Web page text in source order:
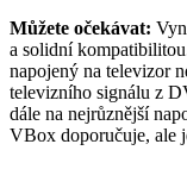
Můžete očekávat:
a solidní
napojený na televizor
televizního signálu z
dále na nejrůznější
VBox doporučuje, ale